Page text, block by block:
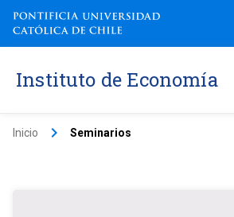
Instituto de Economía
Inicio keyboard_arrow_right Seminarios